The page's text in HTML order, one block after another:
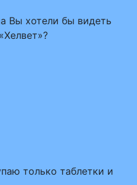
Вы хотели бы видеть
только таблетки и